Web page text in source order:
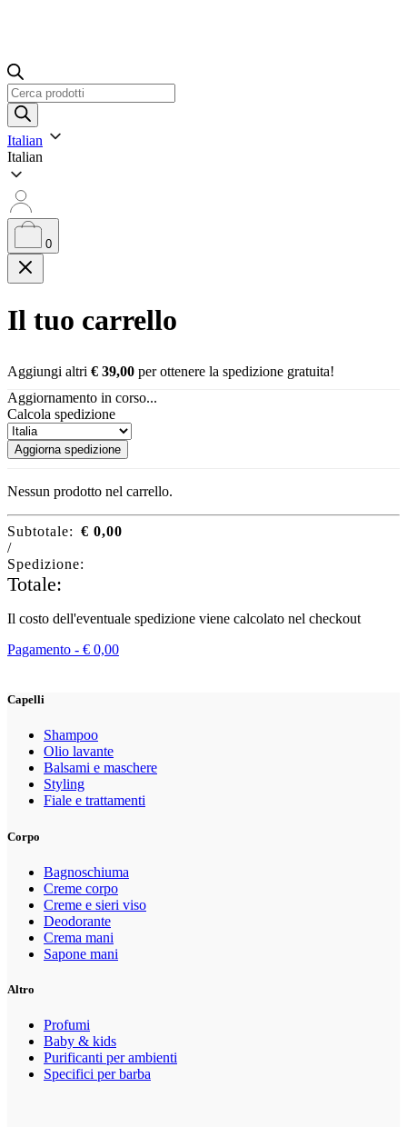
Ricerca
prodotti
Italian
Italian
0
Il tuo carrello
Aggiungi altri € 39,00 per ottenere la spedizione gratuita!
Aggiornamento in corso...
Calcola spedizione
Aggiorna spedizione
Nessun prodotto nel carrello.
Subtotale: € 0,00
/
Spedizione:
Totale:
Il costo dell'eventuale spedizione viene calcolato nel checkout
Pagamento - € 0,00
Capelli
Shampoo
Olio lavante
Balsami e maschere
Styling
Fiale e trattamenti
Corpo
Bagnoschiuma
Creme corpo
Creme e sieri viso
Deodorante
Crema mani
Sapone mani
Altro
Profumi
Baby & kids
Purificanti per ambienti
Specifici per barba